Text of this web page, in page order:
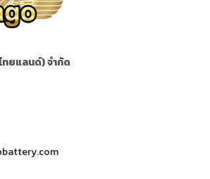
ทยแลนด์) จำกัด